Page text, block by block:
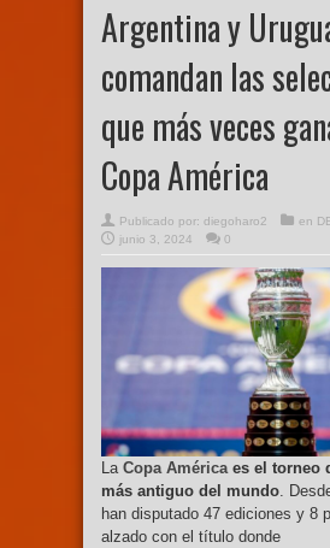
Argentina y
comandan las
que más veces
Copa América
Publicado por: diegoharo2 en
junio 3, 2024
0
La Copa Américaes el torneo
más antiguo del mundo.
han disputado 47 ediciones y 8
alzado con el título donde